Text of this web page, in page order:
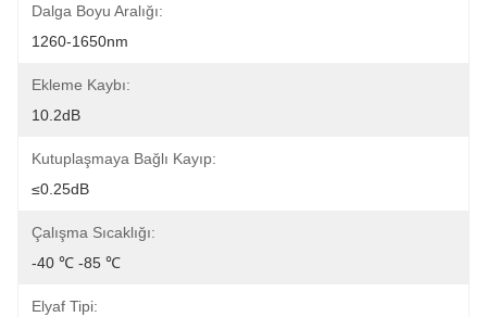
Dalga Boyu Aralığı:
1260-1650nm
Ekleme Kaybı:
10.2dB
Kutuplaşmaya Bağlı Kayıp:
≤0.25dB
Çalışma Sıcaklığı:
-40 ℃ -85 ℃
Elyaf Tipi: